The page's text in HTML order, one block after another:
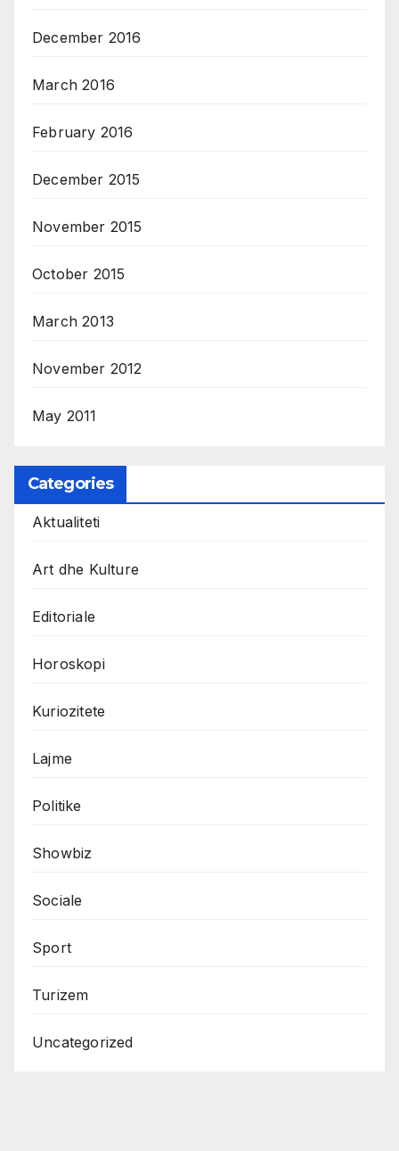
December 2016
March 2016
February 2016
December 2015
November 2015
October 2015
March 2013
November 2012
May 2011
Categories
Aktualiteti
Art dhe Kulture
Editoriale
Horoskopi
Kuriozitete
Lajme
Politike
Showbiz
Sociale
Sport
Turizem
Uncategorized